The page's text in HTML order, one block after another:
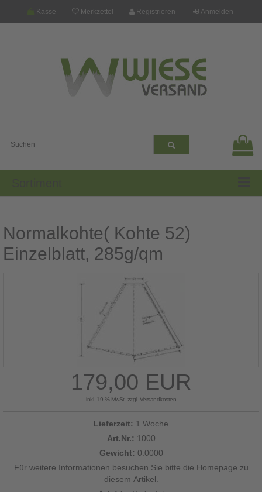
Kasse Merkzettel Registrieren Anmelden
Normalkohte( Kohte 52)
Einzelblatt, 285g/qm
179,00 EUR
inkl. 19 % MwSt. zzgl. Versandkosten
Lieferzeit: 1 Woche
Art.Nr.: 1000
Gewicht: 0.0000
Für weitere Informationen besuchen Sie bitte die Homepage zu
diesem Artikel.